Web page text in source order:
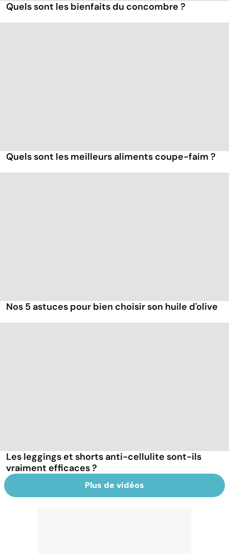
Quels sont les bienfaits du concombre ?
Quels sont les meilleurs aliments coupe-faim ?
Nos 5 astuces pour bien choisir son huile d'olive
Les leggings et shorts anti-cellulite sont-ils
vraiment efficaces ?
Plus de vidéos